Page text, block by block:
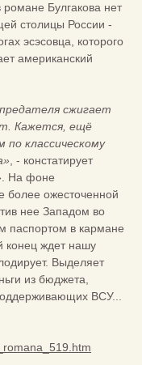
Булгакова нет
столицы России -
эсэсовца, которого
американский
сжигает
Кажется, ещё
по классическому
, - констатирует
На фоне
более ожесточенной
нее Западом во
паспортом в кармане
конец ждет нашу
Выделяет
из бюджета,
ВСУ...